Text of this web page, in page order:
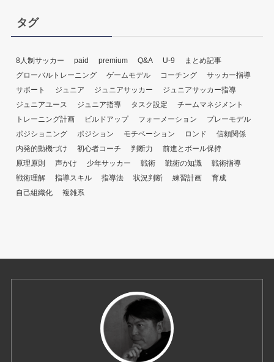
タグ
8人制サッカー paid premium Q&A U-9
まとめ記事
グローバルトレーニング
ゲームモデル コーチング
サッカー指導
サポート
ジュニア ジュニアサッカー
ジュニアサッカー指導
ジュニアユース
ジュニア指導 タスク設定
チームマネジメント
トレーニング計画
ビルドアップ フォーメーション
プレーモデル
ポジショニング
ポジション モチベーション ロンド
信頼関係
内発的動機づけ
初心者コーチ 判断力
前進とボール保持
原理原則
声かけ 少年サッカー 戦術 戦術の知識
戦術指導
戦術理解
指導スキル 指導法 状況判断 練習計画
育成
自己組織化
複雑系